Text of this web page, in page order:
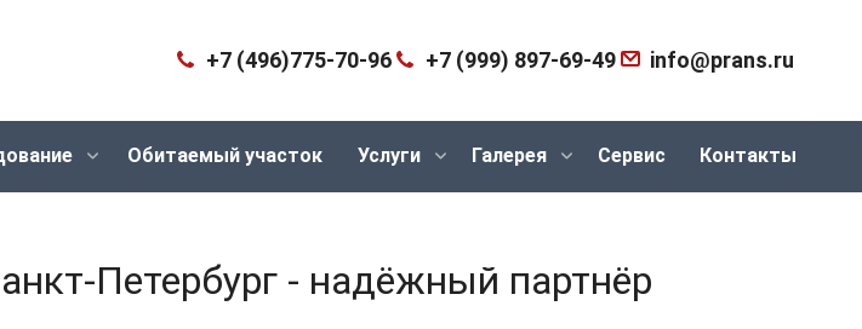
+7 (496)775-70-96 +7 (999) 897-69-49 info@prans.ru
Обитаемый участок Услуги Галерея Сервис Контакты
Петербург - надёжный партнёр